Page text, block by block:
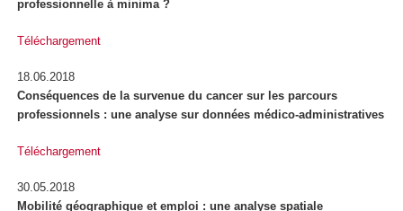
professionnelle à minima ?
Téléchargement
18.06.2018
Conséquences de la survenue du cancer sur les parcours
professionnels : une analyse sur données médico-administratives
Téléchargement
30.05.2018
Mobilité géographique et emploi : une analyse spatiale